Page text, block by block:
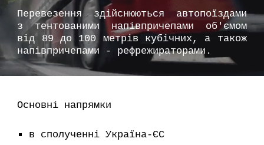
Перевезення здійснюються автопоїздами
з тентованими напівпричепами об'ємом
від 89 до 100 метрів кубічних, а також
напівпричепами - рефрежираторами.
Основні напрямки
в сполученні Україна-ЄС